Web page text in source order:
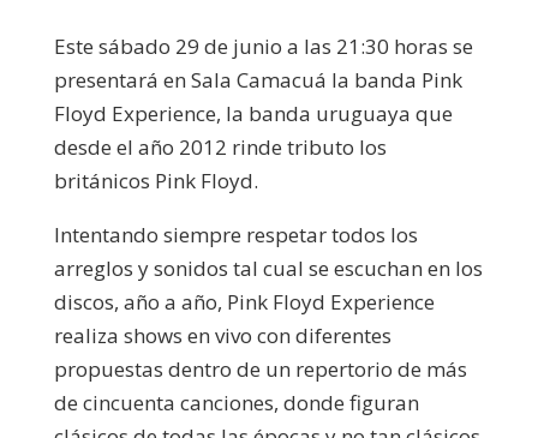
Este sábado 29 de junio a las 21:30 horas se
presentará en Sala Camacuá la banda Pink
Floyd Experience, la banda uruguaya que
desde el año 2012 rinde tributo los
británicos Pink Floyd.
Intentando siempre respetar todos los
arreglos y sonidos tal cual se escuchan en los
discos, año a año, Pink Floyd Experience
realiza shows en vivo con diferentes
propuestas dentro de un repertorio de más
de cincuenta canciones, donde figuran